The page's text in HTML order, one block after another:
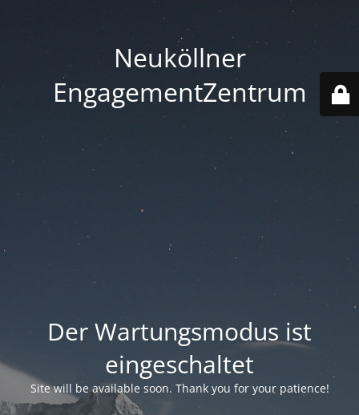
Neuköllner
EngagementZentrum
Der Wartungsmodus ist
eingeschaltet
Site will be available soon. Thank you for your patience!